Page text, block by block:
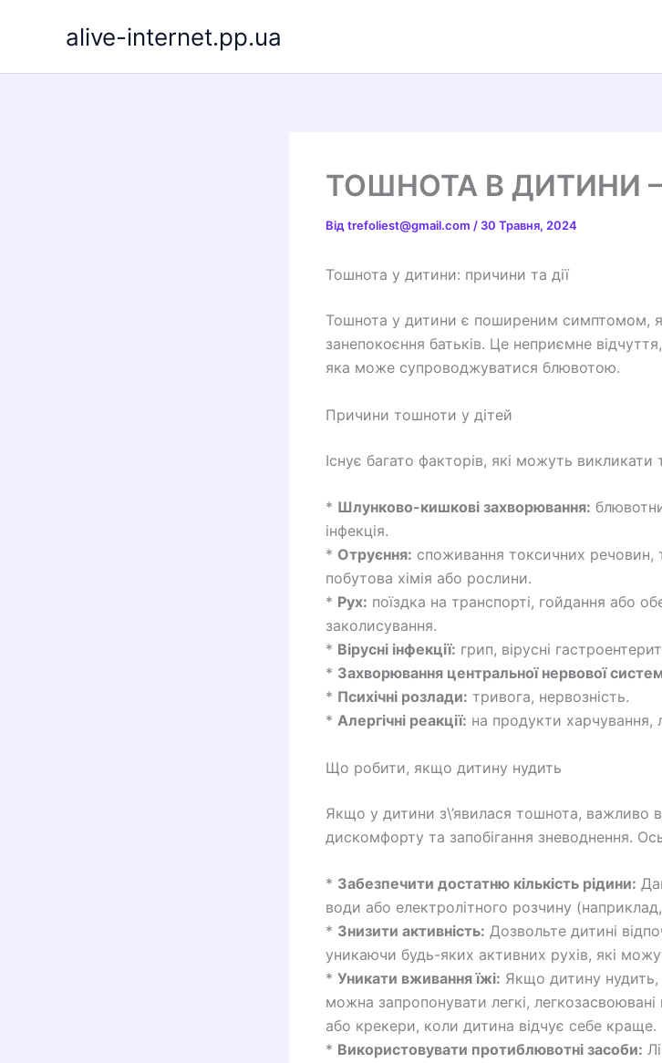
alive-internet.pp.ua
ТОШНОТА В ДИТИНИ
Від trefoliest@gmail.com / 30 Травня, 2024
Тошнота у дитини: причини та дії
Тошнота у дитини є поширеним симптомом,
занепокоєння батьків. Це неприємне
яка може супроводжуватися блювотою.
Причини тошноти у дітей
Існує багато факторів, які можуть
* Шлунково-кишкові захворювання:
інфекція.
* Отруєння: споживання токсичних речовин,
побутова хімія або рослини.
* Рух: поїздка на транспорті, гойдання або
заколисування.
* Вірусні інфекції: грип, вірусні
* Захворювання центральної нервової
* Психічні розлади: тривога, нервозність.
* Алергічні реакції: на продукти харчування,
Що робити, якщо дитину нудить
Якщо у дитини з\’явилася тошнота, важливо
дискомфорту та запобігання зневоднення.
* Забезпечити достатню кількість рідини:
води або електролітного розчину (наприклад,
* Знизити активність: Дозвольте дитині
уникаючи будь-яких активних рухів, які
* Уникати вживання їжі: Якщо дитину нудить,
можна запропонувати легкі,
або крекери, коли дитина відчує себе краще.
* Використовувати протиблювотні засоби: